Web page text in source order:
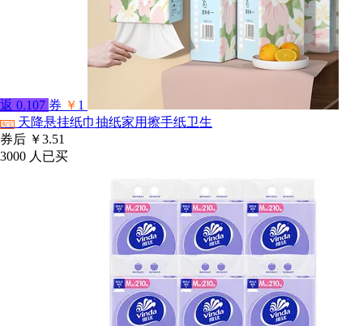
返 0.107 券 ￥ 1
淘宝
天降悬挂纸巾抽纸家用擦手纸卫生
券后 ￥3.51
3000 人已买